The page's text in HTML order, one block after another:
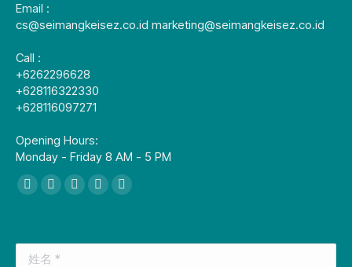
Email :
cs@seimangkeisez.co.id marketing@seimangkeisez.co.id
Call :
+6262296628
+628116322330
+628116097271
Opening Hours:
Monday - Friday 8 AM - 5 PM
找到我们：
Facebook
in
X
in
YouTube
LinkedinInstagram
姓名 *